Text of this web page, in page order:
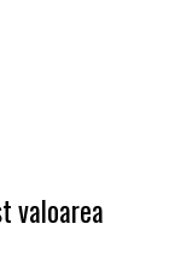
valoarea